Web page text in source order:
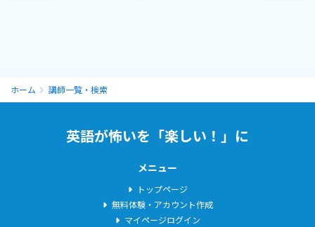
ホーム 講師一覧・検索
英語が怖いを「楽しい！」に
メニュー
トップページ
無料体験・アカウント作成
マイページログイン